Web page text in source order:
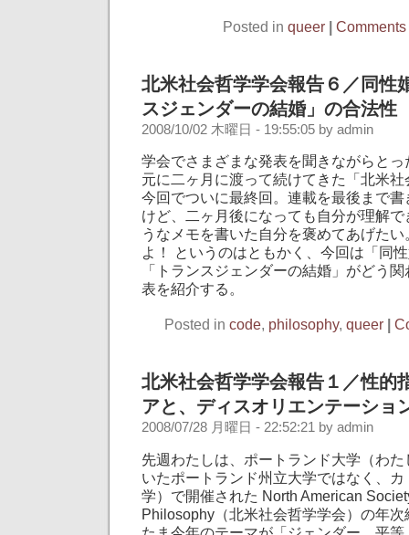
Posted in queer | Comments
北米社会哲学学会報告６／同性
スジェンダーの結婚」の合法性
2008/10/02 木曜日 - 19:55:05 by admin
学会でさまざまな発表を聞きながらと
元に二ヶ月に渡って続けてきた「北米
今回でついに最終回。連載を最後まで
けど、二ヶ月後になっても自分が理解
うなメモを書いた自分を褒めてあげた
よ！ というのはともかく、今回は「同
「トランスジェンダーの結婚」がどう
表を紹介する。
Posted in code, philosophy, queer
北米社会哲学学会報告１／性的
アと、ディスオリエンテーショ
2008/07/28 月曜日 - 22:52:21 by admin
先週わたしは、ポートランド大学（わ
いたポートランド州立大学ではなく、
学）で開催された North American
Philosophy（北米社会哲学学会）の年